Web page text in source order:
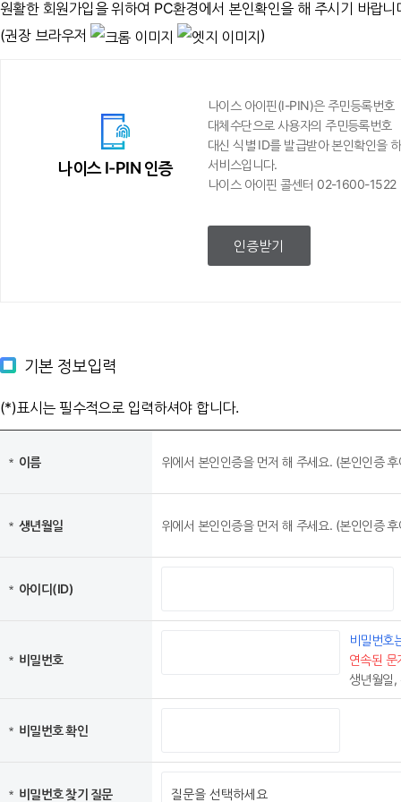
7. 기타 관련법령이나 서울시가 정한 이용조건에 위배되는 경우
서울시는 제공되는 서비스와 관련하여 이용자에게 어떠한 손해가 발생하더
① 서울시는 천재지변 또는 이에 준하는 불가항력으로 인하여 서비스를 제
제18조 (관할법원)
① 서비스 이용과 관련하여 서울시와 이용자 사이에 분쟁이 발생한 경우, 서
합니다.
원활한 회원가입을 위하여 PC환경에서 본인확인을 해 주시기 바랍니
(권장 브라우저
)
나이스 I-PIN 인증
나이스 아이핀(I-PIN)은 주민등록번호
대체수단으로 사용자의 주민등록번호
대신 식별 ID를 발급받아 본인확인을
서비스입니다.
나이스 아이핀 콜센터 02-1600-1522
인증받기
기본 정보입력
(*)표시는 필수적으로 입력하셔야 합니다.
이름 위에서 본인인증을 먼저 해 주세요. (본인인증
생년월일 위에서 본인인증을 먼저 해 주세요. (본인인증
아이디(ID)
비밀번호
비밀번호
연속된
생년월일,
비밀번호 확인
비밀번호 찾기 질문